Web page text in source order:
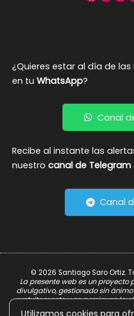
¿Quieres estar al día de
en tu WhatsApp?
Canal
Recibe al instante las
nuestro canal de Telegram
Canal
© 2026 Santiago Saro Ortiz.
La presente web es un
divulgativo, gestionado sin ánimo
gratuitamente y no persiguen la
Utilizamos cookies para